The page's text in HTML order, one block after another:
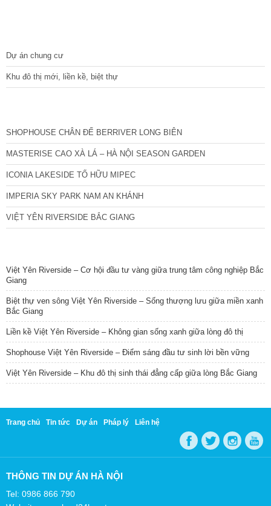
Dự án chung cư
Khu đô thị mới, liền kề, biệt thự
SHOPHOUSE CHÂN ĐẾ BERRIVER LONG BIÊN
MASTERISE CAO XÀ LÁ – HÀ NỘI SEASON GARDEN
ICONIA LAKESIDE TỐ HỮU MIPEC
IMPERIA SKY PARK NAM AN KHÁNH
VIỆT YÊN RIVERSIDE BẮC GIANG
Việt Yên Riverside – Cơ hội đầu tư vàng giữa trung tâm công nghiệp Bắc
Giang
Biệt thự ven sông Việt Yên Riverside – Sống thượng lưu giữa miền xanh
Bắc Giang
Liền kề Việt Yên Riverside – Không gian sống xanh giữa lòng đô thị
Shophouse Việt Yên Riverside – Điểm sáng đầu tư sinh lời bền vững
Việt Yên Riverside – Khu đô thị sinh thái đẳng cấp giữa lòng Bắc Giang
Trang chủ Tin tức Dự án Pháp lý Liên hệ
THÔNG TIN DỰ ÁN HÀ NỘI
Tel: 0986 866 790